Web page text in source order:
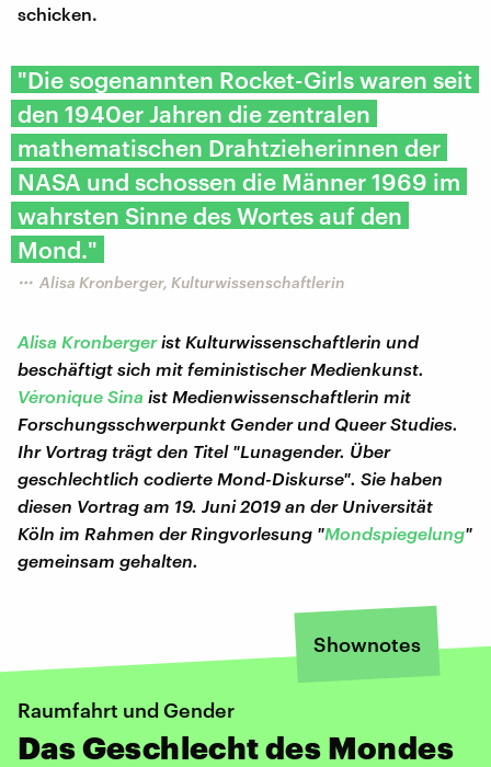
schicken.
"Die sogenannten Rocket-Girls waren seit
den 1940er Jahren die zentralen
mathematischen Drahtzieherinnen der
NASA und schossen die Männer 1969 im
wahrsten Sinne des Wortes auf den
Mond."
Alisa Kronberger, Kulturwissenschaftlerin
Alisa Kronbergerist Kulturwissenschaftlerin und
beschäftigt sich mit feministischer Medienkunst.
Véronique Sina ist Medienwissenschaftlerin mit
Forschungsschwerpunkt Gender und Queer Studies.
Ihr Vortrag trägt den Titel "Lunagender. Über
geschlechtlich codierte Mond-Diskurse". Sie haben
diesen Vortrag am 19. Juni 2019 an der Universität
Köln im Rahmen der Ringvorlesung "Mondspiegelung"
gemeinsam gehalten.
Shownotes
Raumfahrt und Gender
Das Geschlecht des Mondes